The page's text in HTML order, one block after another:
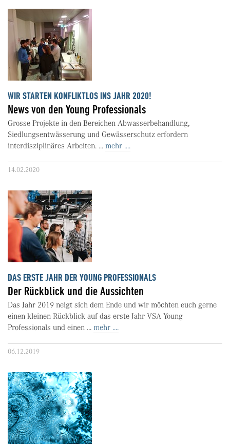
WIR STARTEN KONFLIKTLOS INS JAHR 2020!
News von den Young Professionals
Grosse Projekte in den Bereichen Abwasserbehandlung,
Siedlungsentwässerung und Gewässerschutz erfordern
interdisziplinäres Arbeiten. ... mehr ....
14.02.2020
DAS ERSTE JAHR DER YOUNG PROFESSIONALS
Der Rückblick und die Aussichten
Das Jahr 2019 neigt sich dem Ende und wir möchten euch gerne
einen kleinen Rückblick auf das erste Jahr VSA Young
Professionals und einen ... mehr ....
06.12.2019